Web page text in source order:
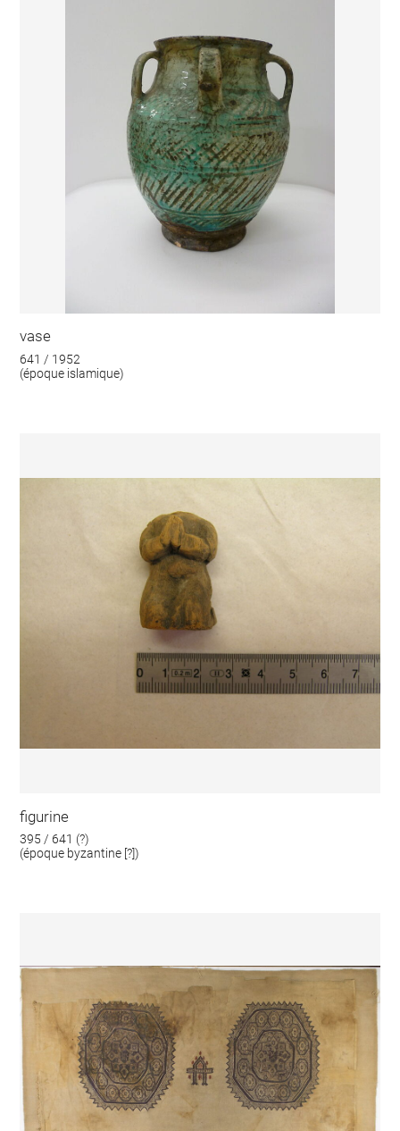
vase
641 / 1952
(époque islamique)
figurine
395 / 641 (?)
(époque byzantine [?])